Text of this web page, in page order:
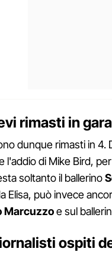
rimasti in
dunque rimasti in 4.
l'addio di Mike Bird,
soltanto il ballerino
Elisa, può invece
Marcuzzoe sul
ospiti